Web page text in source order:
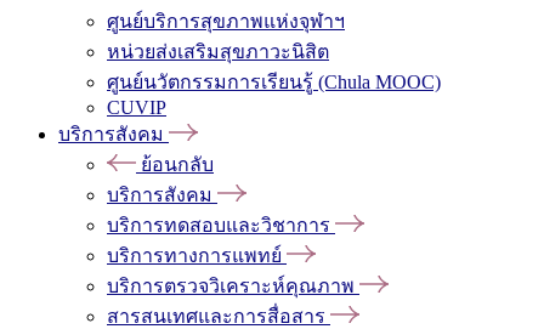
ศูนย์บริการสุขภาพแห่งจุฬาฯ
หน่วยส่งเสริมสุขภาวะนิสิต
ศูนย์นวัตกรรมการเรียนรู้ (Chula MOOC)
CUVIP
บริการสังคม
ย้อนกลับ
บริการสังคม
บริการทดสอบและวิชาการ
บริการทางการแพทย์
บริการตรวจวิเคราะห์คุณภาพ
สารสนเทศและการสื่อสาร